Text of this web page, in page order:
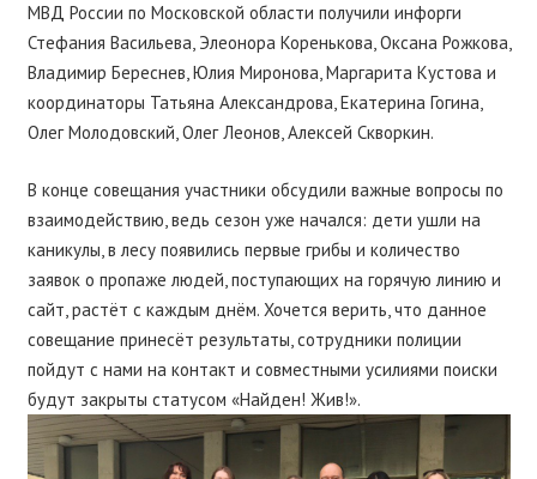
МВД России по Московской области получили инфорги
Стефания Васильева, Элеонора Коренькова, Оксана Рожкова,
Владимир Береснев, Юлия Миронова, Маргарита Кустова и
координаторы Татьяна Александрова, Екатерина Гогина,
Олег Молодовский, Олег Леонов, Алексей Скворкин.
В конце совещания участники обсудили важные вопросы по
взаимодействию, ведь сезон уже начался: дети ушли на
каникулы, в лесу появились первые грибы и количество
заявок о пропаже людей, поступающих на горячую линию и
сайт, растёт с каждым днём. Хочется верить, что данное
совещание принесёт результаты, сотрудники полиции
пойдут с нами на контакт и совместными усилиями поиски
будут закрыты статусом «Найден! Жив!».